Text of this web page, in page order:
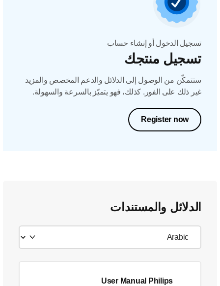
تسجيل الدخول أو إنشاء حساب
تسجيل منتجك
ستتمكّن من الوصول إلى الدلائل والدعم المخصص والمزيد
غير ذلك على الفور. كذلك، فهو يتميّز بالسرعة والسهولة.
Register now
الدلائل والمستندات
User Manual Philips